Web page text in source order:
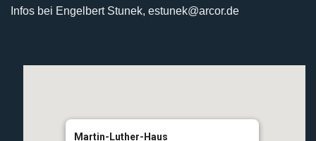
Infos bei Engelbert Stunek, estunek@arcor.de
Martin-Luther-Haus